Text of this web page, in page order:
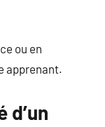
ou en
apprenant.
d’un